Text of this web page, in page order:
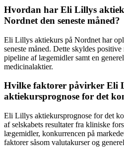
Hvordan har Eli Lillys
Nordnet den seneste måned?
Eli Lillys aktiekurs på Nordnet har
seneste måned. Dette skyldes
pipeline af lægemidler samt en
medicinalaktier.
Hvilke faktorer påvirker Eli
aktiekursprognose for det
Eli Lillys aktiekursprognose for det
af selskabets resultater fra kliniske
lægemidler, konkurrencen på
faktorer såsom valutakurser og